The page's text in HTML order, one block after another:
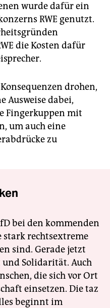
wurde dafür ein
RWE genutzt.
die Kosten dafür
drohen,
Ausweise dabei,
Fingerkuppen mit
um auch eine
zu
bei den kommenden
stark rechtsextreme
sind. Gerade jetzt
Solidarität. Auch
die sich vor Ort
einsetzen. Die taz
beginnt im